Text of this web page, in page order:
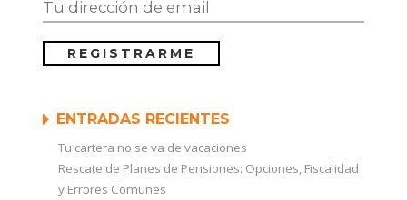
ENTRADAS RECIENTES
Tu cartera no se va de vacaciones
Rescate de Planes de Pensiones: Opciones, Fiscalidad
y Errores Comunes